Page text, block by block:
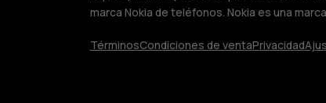
Tienda
marca Nokia de teléfonos. Nokia es una
TérminosCondiciones de ventaPrivacidad